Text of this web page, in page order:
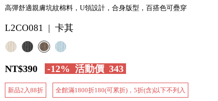
高彈舒適親膚坑紋棉料，U領設計，合身版型，百搭色可疊穿
L2CO081 | 卡其
NT$390 -12% 活動價 343
新品2入88折 全館滿1800折180(可累折)，5折(含)以下不列入